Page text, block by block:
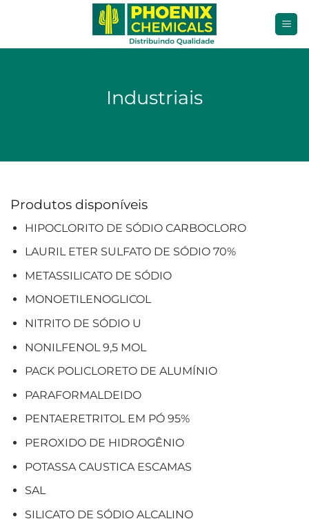
Industriais
Produtos disponíveis
HIPOCLORITO DE SÓDIO CARBOCLORO
LAURIL ETER SULFATO DE SÓDIO 70%
METASSILICATO DE SÓDIO
MONOETILENOGLICOL
NITRITO DE SÓDIO U
NONILFENOL 9,5 MOL
PACK POLICLORETO DE ALUMÍNIO
PARAFORMALDEIDO
PENTAERETRITOL EM PÓ 95%
PEROXIDO DE HIDROGÊNIO
POTASSA CAUSTICA ESCAMAS
SAL
SILICATO DE SÓDIO ALCALINO